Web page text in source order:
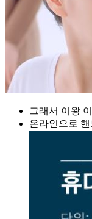
그래서 이왕
온라인으로